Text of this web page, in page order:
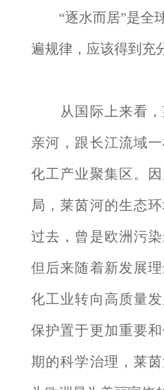
“逐水而居”是全
遍规律，应该得到充
从国际上来看，
亲河，跟长江流域
化工产业聚集区。
局，莱茵河的生态
过去，曾是欧洲污染
但后来随着新发展
化工业转向高质量
保护置于更加重要
期的科学治理，莱